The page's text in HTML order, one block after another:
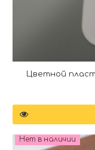
Цветной
Нет в наличии